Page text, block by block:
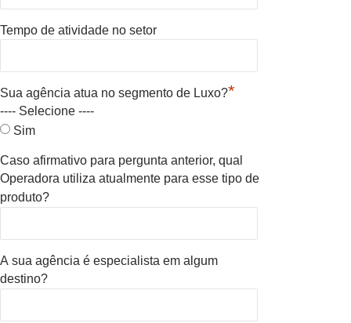
Tempo de atividade no setor
Sua agência atua no segmento de Luxo?*
---- Selecione ----
Sim
Caso afirmativo para pergunta anterior, qual
Operadora utiliza atualmente para esse tipo de
produto?
A sua agência é especialista em algum
destino?